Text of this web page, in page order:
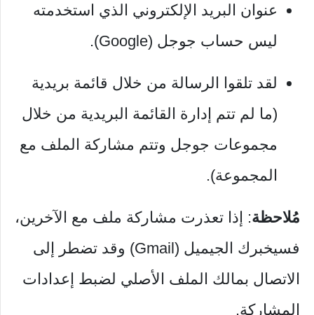
عنوان البريد الإلكتروني الذي استخدمته
ليس حساب جوجل (Google).
لقد تلقوا الرسالة من خلال قائمة بريدية
(ما لم تتم إدارة القائمة البريدية من خلال
مجموعات جوجل وتتم مشاركة الملف مع
المجموعة).
مُلاحظة: إذا تعذرت مشاركة ملف مع الآخرين،
فسيخبرك الجيميل (Gmail) وقد تضطر إلى
الاتصال بمالك الملف الأصلي لضبط إعدادات
المشاركة.